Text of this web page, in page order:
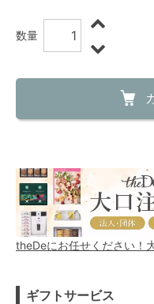
数量
theDeにお任せください！
ギフトサービス